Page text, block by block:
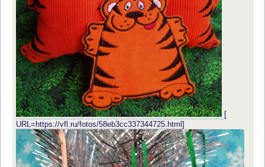
[
URL=https://vfl.ru/fotos/58eb3cc337344725.html]